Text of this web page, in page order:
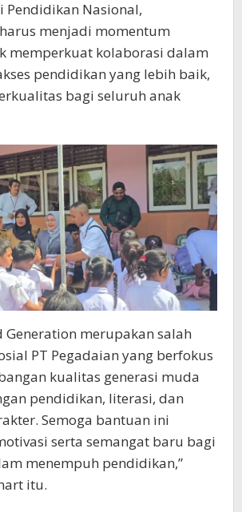
Pendidikan Nasional,
menjadi momentum
memperkuat kolaborasi dalam
pendidikan yang lebih baik,
bagi seluruh anak
Generation merupakan salah
PT Pegadaian yang berfokus
kualitas generasi muda
pendidikan, literasi, dan
Semoga bantuan ini
serta semangat baru bagi
menempuh pendidikan,”
itu.